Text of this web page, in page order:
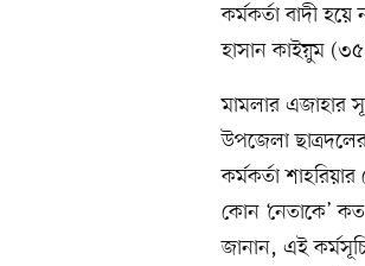
কর্মকর্তা বাদী
হাসান কাইয়ুম
মামলার এজাহার
উপজেলা
কর্মকর্তা
কোন ‘নেতাকে’
জানান, এই